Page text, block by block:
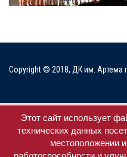
Copyright © 2018, ДК им. Артема
Мы в соц. сетях
Этот сайт использует
технических данных
местоположении